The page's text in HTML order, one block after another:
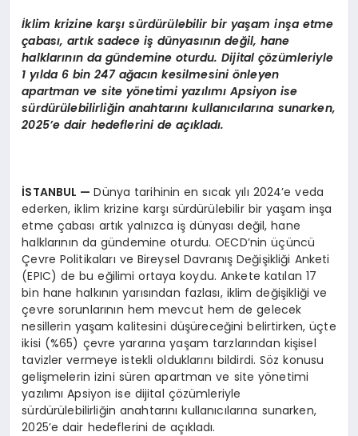
İklim krizine karşı sürdürülebilir bir yaşam inşa etme
çabası, artık sadece iş dünyasının değil, hane
halklarının da gündemine oturdu. Dijital çözümleriyle
1 yılda 6 bin 247 ağacın kesilmesini önleyen
apartman ve site yönetimi yazılımı Apsiyon ise
sürdürülebilirliğin anahtarını kullanıcılarına sunarken,
2025’e dair hedeflerini de açıkladı.
İSTANBUL —Dünya tarihinin en sıcak yılı 2024’e veda
ederken, iklim krizine karşı sürdürülebilir bir yaşam inşa
etme çabası artık yalnızca iş dünyası değil, hane
halklarının da gündemine oturdu. OECD’nin üçüncü
Çevre Politikaları ve Bireysel Davranış Değişikliği Anketi
(EPIC) de bu eğilimi ortaya koydu. Ankete katılan 17
bin hane halkının yarısından fazlası, iklim değişikliği ve
çevre sorunlarının hem mevcut hem de gelecek
nesillerin yaşam kalitesini düşüreceğini belirtirken, üçte
ikisi (%65) çevre yararına yaşam tarzlarından kişisel
tavizler vermeye istekli olduklarını bildirdi. Söz konusu
gelişmelerin izini süren apartman ve site yönetimi
yazılımı Apsiyon ise dijital çözümleriyle
sürdürülebilirliğin anahtarını kullanıcılarına sunarken,
2025’e dair hedeflerini de açıkladı.